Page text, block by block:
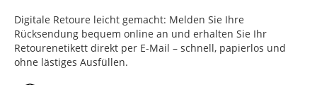
Digitale Retoure leicht gemacht: Melden Sie Ihre
Rücksendung bequem online an und erhalten Sie Ihr
Retourenetikett direkt per E-Mail – schnell, papierlos und
ohne lästiges Ausfüllen.